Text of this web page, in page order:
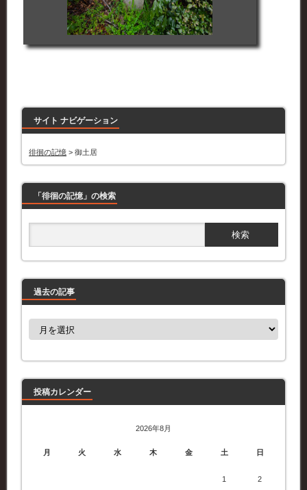
サイト ナビゲーション
徘徊の記憶 > 御土居
「徘徊の記憶」の検索
過去の記事
過
事
投稿カレンダー
2026年8月
月 火 水 木 金 土 日
1 2